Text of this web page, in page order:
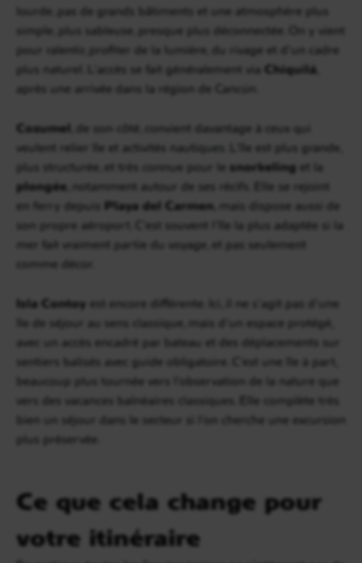
lourde, pas de grands bâtiments et une atmosphère plus
simple, plus sableuse, presque plus déconnectée. On y vient
pour ralentir, profiter de la lumière, du rivage et d’un cadre
plus naturel. L’accès se fait généralement via Chiquilá
après une arrivée dans la région de Cancún.
Cozumel , de son côté, convient davantage à ceux qui
veulent relier île et activités nautiques. L’île est plus grande,
plus structurée, et très connue pour le snorkeling et la
plongée , notamment autour de ses récifs. Elle se rejoint
en ferry depuis Playa del Carmen , mais dispose aussi de
son propre aéroport. C’est souvent l’île la plus adaptée si la
mer fait vraiment partie du voyage, et pas seulement
comme décor.
Isla Contoy est encore différente. Ici, il ne s’agit pas d’une
île de séjour au sens classique, mais d’un espace protégé,
avec un accès encadré par bateau et des déplacements sur
sentiers balisés avec guide obligatoire. C’est une île à part,
beaucoup plus tournée vers l’observation de la nature que
vers des vacances balnéaires classiques. Elle complète très
bien un séjour dans le secteur si l’on cherche une excursion
plus préservée.
Ce que cela change pour
votre itinéraire